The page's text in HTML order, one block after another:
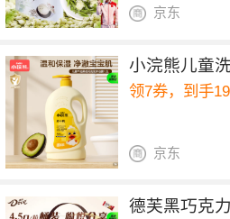
京东
小浣熊儿童
领7券，到手
京东
德芙黑巧克